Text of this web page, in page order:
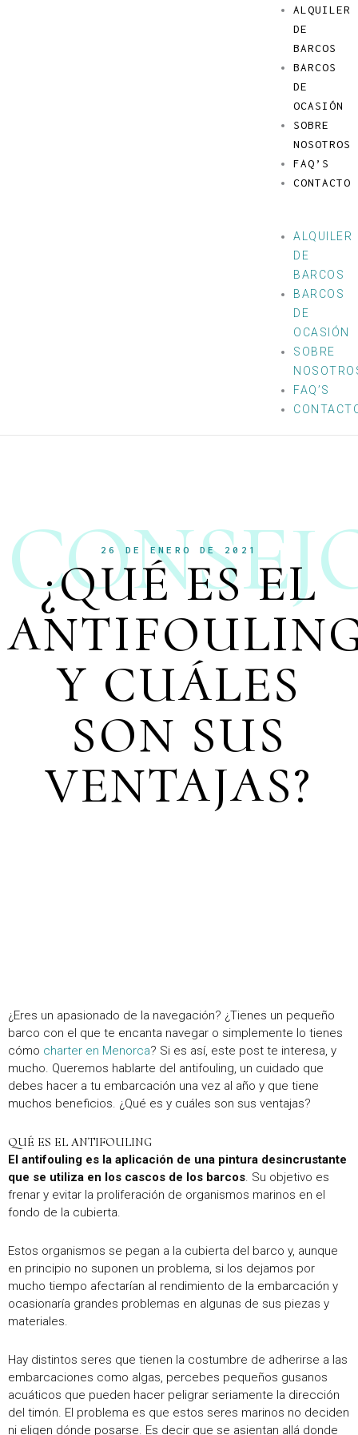
ALQUILER
DE
BARCOS
BARCOS
DE
OCASIÓN
SOBRE
NOSOTROS
FAQ’S
CONTACTO
Menú
ALQUILER
DE
BARCOS
BARCOS
DE
OCASIÓN
SOBRE
FAQ’S
26 DE ENERO DE 2021
¿QUÉ ES EL
Y CUÁLES
SON SUS
VENTAJAS?
¿Eres un apasionado de la navegación? ¿Tienes un pequeño
barco con el que te encanta navegar o simplemente lo tienes
cómo charter en Menorca? Si es así, este post te interesa, y
mucho. Queremos hablarte del antifouling, un cuidado que
debes hacer a tu embarcación una vez al año y que tiene
muchos beneficios. ¿Qué es y cuáles son sus ventajas?
QUÉ ES EL ANTIFOULING
El antifouling es la aplicación de una pintura desincrustante
que se utiliza en los cascos de los barcos. Su objetivo es
frenar y evitar la proliferación de organismos marinos en el
fondo de la cubierta.
Estos organismos se pegan a la cubierta del barco y, aunque
en principio no suponen un problema, si los dejamos por
mucho tiempo afectarían al rendimiento de la embarcación y
ocasionaría grandes problemas en algunas de sus piezas y
materiales.
Hay distintos seres que tienen la costumbre de adherirse a las
embarcaciones como algas, percebes pequeños gusanos
acuáticos que pueden hacer peligrar seriamente la dirección
del timón. El problema es que estos seres marinos no deciden
ni eligen dónde posarse. Es decir que se asientan allá donde